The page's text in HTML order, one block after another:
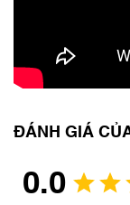
ĐÁNH GIÁ
0.0